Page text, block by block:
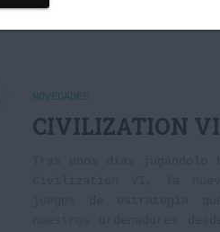
NOVEDADES
CIVILIZATION VI